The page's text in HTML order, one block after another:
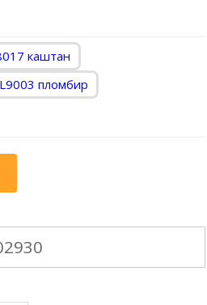
каштан
пломбир